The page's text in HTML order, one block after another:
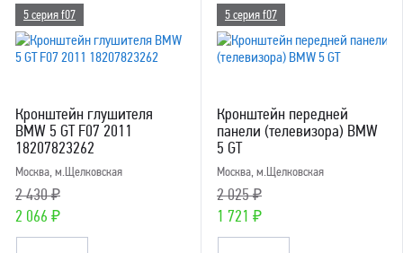
5 серия f07
Кронштейн глушителя
BMW 5 GT F07 2011
18207823262
Москва, м.Щелковская
2 430 ₽
2 066 ₽
5 серия f07
Кронштейн передней
панели (телевизора) BMW
5 GT
Москва, м.Щелковская
2 025 ₽
1 721 ₽